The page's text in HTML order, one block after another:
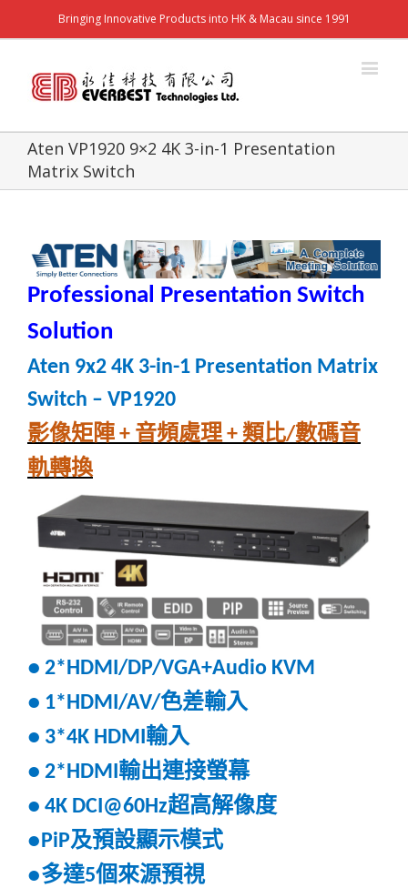
Bringing Innovative Products into HK & Macau since 1991
Aten VP1920 9×2 4K 3-in-1 Presentation
Matrix Switch
Professional Presentation Switch
Solution
Aten 9x2 4K 3-in-1 Presentation Matrix
Switch – VP1920
影像矩陣 + 音頻處理+ 類比/數碼音
軌轉換
● 2*HDMI/DP/VGA+Audio KVM
● 1*HDMI/AV/色差輸入
● 3*4K HDMI 輸入
● 2*HDMI 輸出連接螢幕
● 4K DCI@60Hz超高解像度
●PiP及預設顯示模式
●多達5個來源預視